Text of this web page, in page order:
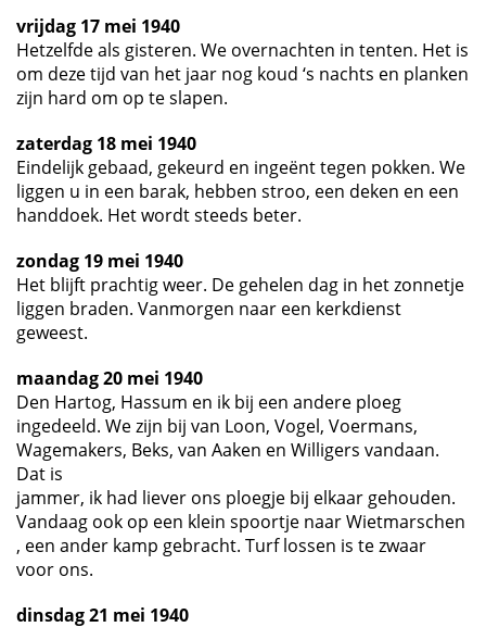
vrijdag 17 mei 1940
Hetzelfde als gisteren. We overnachten in tenten. Het is
om deze tijd van het jaar nog koud ‘s nachts en planken
zijn hard om op te slapen.
zaterdag 18 mei 1940
Eindelijk gebaad, gekeurd en ingeënt tegen pokken. We
liggen u in een barak, hebben stroo, een deken en een
handdoek. Het wordt steeds beter.
zondag 19 mei 1940
Het blijft prachtig weer. De gehelen dag in het zonnetje
liggen braden. Vanmorgen naar een kerkdienst
geweest.
maandag 20 mei 1940
Den Hartog, Hassum en ik bij een andere ploeg
ingedeeld. We zijn bij van Loon, Vogel, Voermans,
Wagemakers, Beks, van Aaken en Willigers vandaan.
Dat is
jammer, ik had liever ons ploegje bij elkaar gehouden.
Vandaag ook op een klein spoortje naar Wietmarschen
, een ander kamp gebracht. Turf lossen is te zwaar
voor ons.
dinsdag 21 mei 1940